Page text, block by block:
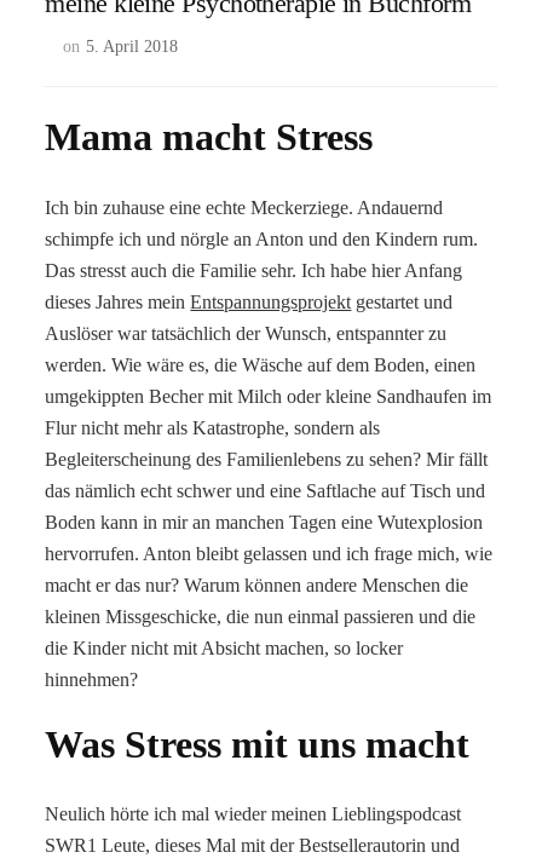
on 5. April 2018
Mama macht Stress
Ich bin zuhause eine echte Meckerziege. Andauernd
schimpfe ich und nörgle an Anton und den Kindern rum.
Das stresst auch die Familie sehr. Ich habe hier Anfang
dieses Jahres meinEntspannungsprojekt gestartet und
Auslöser war tatsächlich der Wunsch, entspannter zu
werden. Wie wäre es, die Wäsche auf dem Boden, einen
umgekippten Becher mit Milch oder kleine Sandhaufen im
Flur nicht mehr als Katastrophe, sondern als
Begleiterscheinung des Familienlebens zu sehen? Mir fällt
das nämlich echt schwer und eine Saftlache auf Tisch und
Boden kann in mir an manchen Tagen eine Wutexplosion
hervorrufen. Anton bleibt gelassen und ich frage mich, wie
macht er das nur? Warum können andere Menschen die
kleinen Missgeschicke, die nun einmal passieren und die
die Kinder nicht mit Absicht machen, so locker
hinnehmen?
Was Stress mit uns macht
Neulich hörte ich mal wieder meinen Lieblingspodcast
SWR1 Leute, dieses Mal mit der Bestsellerautorin und